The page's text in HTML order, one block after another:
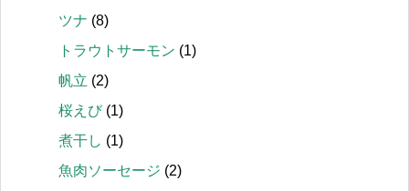
ツナ (8)
トラウトサーモン (1)
帆立 (2)
桜えび(1)
煮干し (1)
魚肉ソーセージ (2)